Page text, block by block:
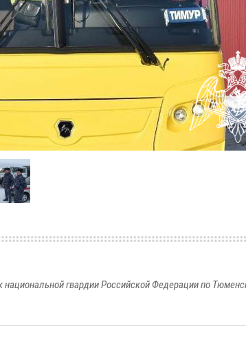
гвардии Российской Федерации по